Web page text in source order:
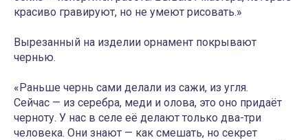
красиво гравируют, но не умеют рисовать.»
Вырезанный на изделии орнамент покрывают
чернью.
«Раньше чернь сами делали из сажи, из угля.
Сейчас — из серебра, меди и олова, это оно придаёт
черноту. У нас в селе её делают только два-три
человека. Они знают — как смешать, но секрет